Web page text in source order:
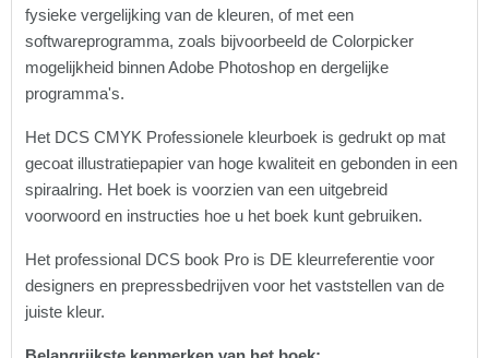
fysieke vergelijking van de kleuren, of met een
softwareprogramma, zoals bijvoorbeeld de Colorpicker
mogelijkheid binnen Adobe Photoshop en dergelijke
programma's.
Het DCS CMYK Professionele kleurboek is gedrukt op mat
gecoat illustratiepapier van hoge kwaliteit en gebonden in een
spiraalring. Het boek is voorzien van een uitgebreid
voorwoord en instructies hoe u het boek kunt gebruiken.
Het professional DCS book Pro is DE kleurreferentie voor
designers en prepressbedrijven voor het vaststellen van de
juiste kleur.